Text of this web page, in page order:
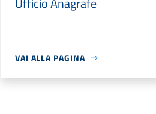
VAI ALLA PAGINA